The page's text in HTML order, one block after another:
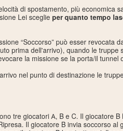
di spostamento, più economica
Lei sceglieper quanto tempo
“Soccorso” può esser revocata
prima dell'arrivo), quando le
la missione se la porta/il
nel punto di destinazione le
tre giocatori А, B e C. Il giocatore
Il giocatore B invia soccorso